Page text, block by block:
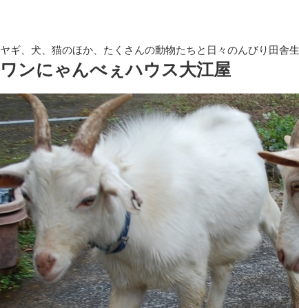
ヤギ、犬、猫のほか、たくさんの動物たちと日々のんびり田舎
ワンにゃんべぇハウス大江屋